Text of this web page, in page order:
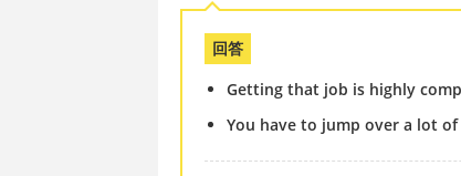
回答
Getting that job is highly
You have to jump over a lot